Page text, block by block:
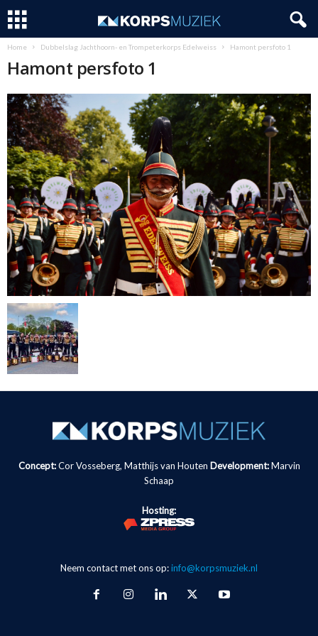
Home Dubbelslag Jachthoorn- en Trompeterkorps Edelweiss Hamont persfoto 1
Hamont persfoto 1
Concept:Cor Vosseberg, Matthijs van Houten Development: Marvin
Schaap
Hosting:
Neem contact met ons op:info@korpsmuziek.nl